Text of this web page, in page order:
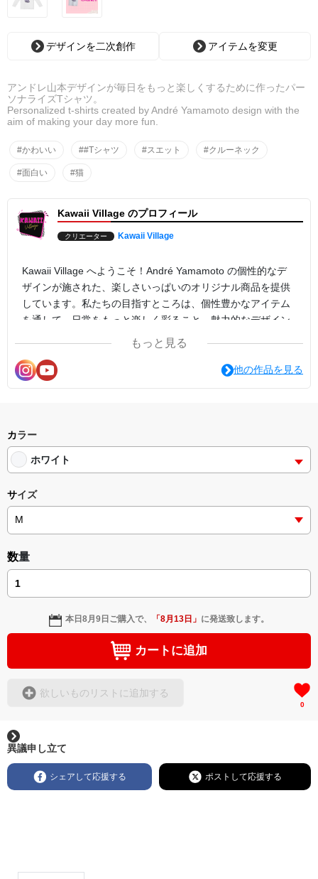
デザインを二次創作 アイテムを変更
アンドレ山本デザインが毎日をもっと楽しくするために作ったパー
ソナライズTシャツ。
Personalized t-shirts created by André Yamamoto design with the
aim of making your day more fun.
#かわいい ##Tシャツ #スエット #クルーネック
#面白い #猫
Kawaii Village のプロフィール
クリエーター Kawaii Village
Kawaii Village へようこそ！André Yamamoto の個性的なデ
ザインが施された、楽しさいっぱいのオリジナル商品を提供
しています。私たちの目指すところは、個性豊かなアイテム
を通して、日常をもっと楽しく彩ること。魅力的なデザイン
で、普通の日常が特別なものに変わることをお約束します。
流行の枠を超えて、ファッションの楽しさを心から味わうこ
とができるアイテムたち。私たちと一緒に、スタイリッシュ
で楽しい旅に出かけませんか。
もっと見る
他の作品を見る
カラー
ホワイト
サイズ
数量
本日8月9日 ご購入で、 「8月13日 」 に発送致します。
カートに追加
欲しいものリストに追加する
0
異議申し立て
シェアして応援する ポストして応援する